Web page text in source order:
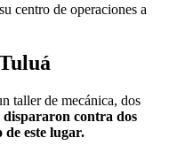
centro de operaciones a
taller de mecánica, dos
dispararon contra dos
este lugar.